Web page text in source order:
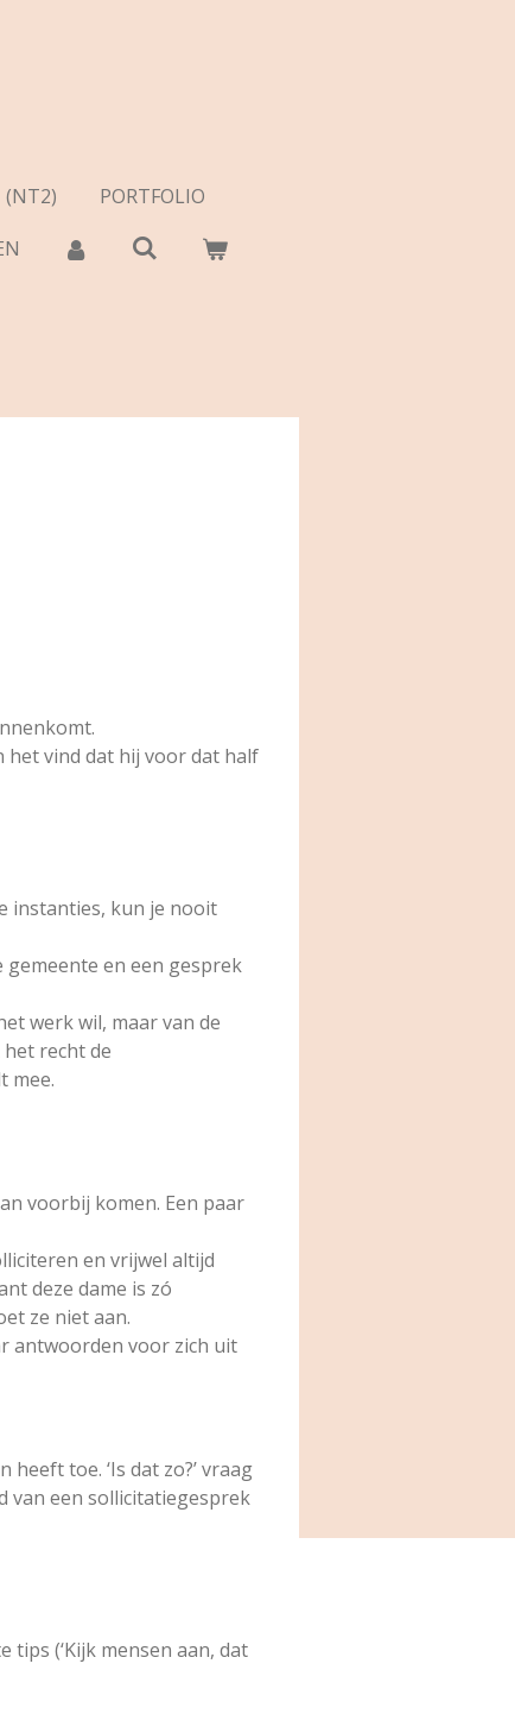
(NT2)
PORTFOLIO
het vind dat hij voor dat half
instanties, kun je nooit
en een gesprek
werk wil, maar van de
recht de
mee.
voorbij komen. Een paar
en vrijwel altijd
deze dame is zó
ze niet aan.
antwoorden voor zich uit
toe. ‘Is dat zo?’ vraag
van een sollicitatiegesprek
(‘Kijk mensen aan, dat